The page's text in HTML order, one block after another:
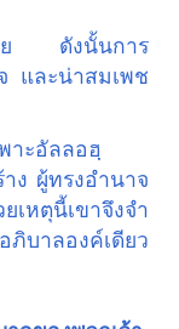
าย ดังนั้นการ
และน่าสมเพช
ฉพาะอัลลอฮฺ
ง ผู้ทรงอำนาจ
เหตุนี้เขาจึงจำ
บาลองค์เดียว